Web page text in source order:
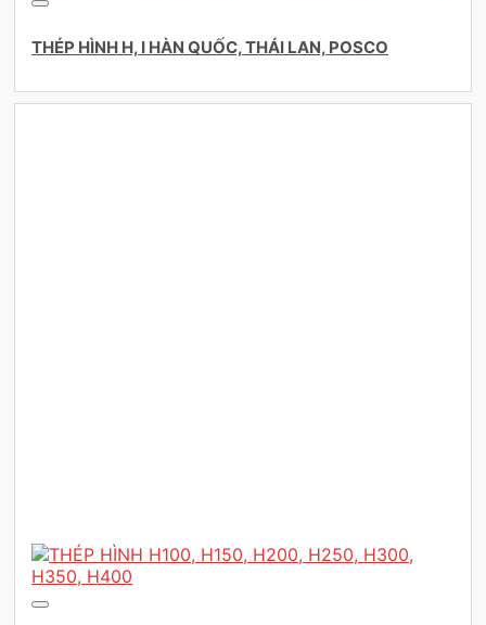
THÉP HÌNH H, I HÀN QUỐC, THÁI LAN, POSCO